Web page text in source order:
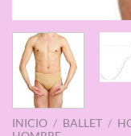
INICIO / BALLET /